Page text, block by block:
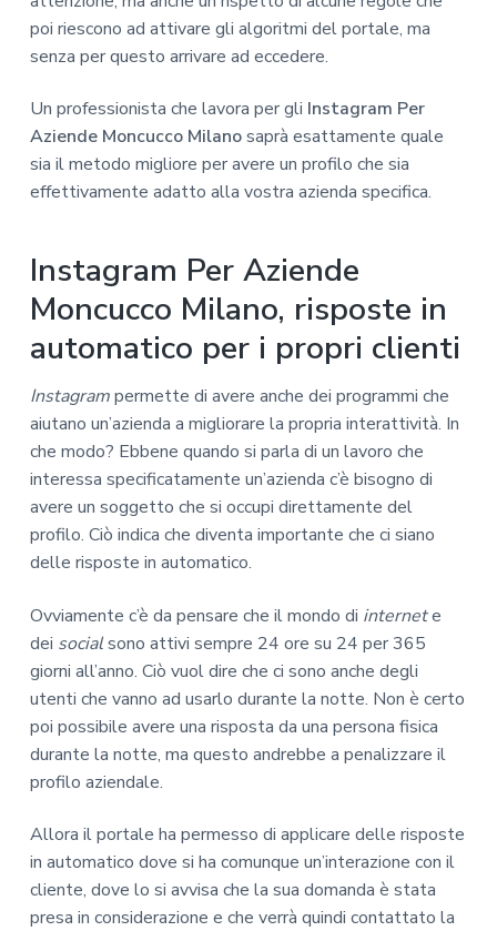
poi riescono ad attivare gli algoritmi del portale, ma
senza per questo arrivare ad eccedere.
Un professionista che lavora per gli Instagram Per
Aziende Moncucco Milanosaprà esattamente quale
sia il metodo migliore per avere un profilo che sia
effettivamente adatto alla vostra azienda specifica.
Instagram Per Aziende
Moncucco Milano, risposte in
automatico per i propri clienti
Instagrampermette di avere anche dei programmi che
aiutano un’azienda a migliorare la propria interattività. In
che modo? Ebbene quando si parla di un lavoro che
interessa specificatamente un’azienda c’è bisogno di
avere un soggetto che si occupi direttamente del
profilo. Ciò indica che diventa importante che ci siano
delle risposte in automatico.
Ovviamente c’è da pensare che il mondo di internete
dei socialsono attivi sempre 24 ore su 24 per 365
giorni all’anno. Ciò vuol dire che ci sono anche degli
utenti che vanno ad usarlo durante la notte. Non è certo
poi possibile avere una risposta da una persona fisica
durante la notte, ma questo andrebbe a penalizzare il
profilo aziendale.
Allora il portale ha permesso di applicare delle risposte
in automatico dove si ha comunque un’interazione con il
cliente, dove lo si avvisa che la sua domanda è stata
presa in considerazione e che verrà quindi contattato la